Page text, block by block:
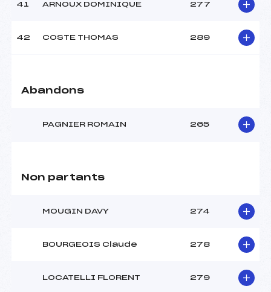
41 ARNOUX DOMINIQUE 277
42 COSTE THOMAS 289
Abandons
PAGNIER ROMAIN 265
Non partants
MOUGIN DAVY 274
BOURGEOIS Claude 278
LOCATELLI FLORENT 279